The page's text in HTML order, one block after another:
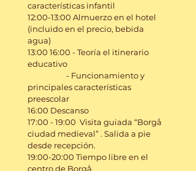
características infantil
12:00-13:00 Almuerzo en el hotel
(incluido en el precio, bebida
agua)
13:00 16:00 - Teoría el itinerario
educativo
- Funcionamiento y
principales características
preescolar
16:00 Descanso
17:00 - 19:00 Visita guiada “Borgå
ciudad medieval” . Salida a pie
desde recepción.
19:00-20:00 Tiempo libre en el
centro de Borgå